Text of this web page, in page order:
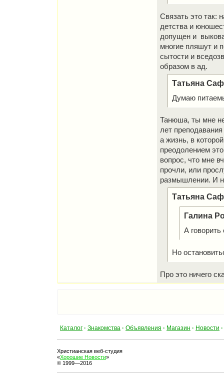
Связать это так:
детства и
допущен и
многие пляшут и
сытости и
образом в ад.
Татьяна
Думаю
Танюша, ты мне
лет
а жизнь, в
преодолением
вопрос, что мне
прочли, или
размышлении. И
Татьяна
Галина
А
Но
Про это ничего
Каталог · Знакомства · Объявления · Магазин · Новости ·
Христианская веб-студия
«Хорошие Новости»
© 1999—2016